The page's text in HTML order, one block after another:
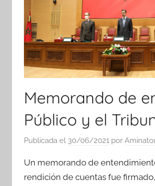
Memorando de
Público y el
Publicada el 30/06/2021 por
Un memorando de
rendición de cuentas fue